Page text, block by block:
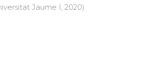
Jaume I, 2020)